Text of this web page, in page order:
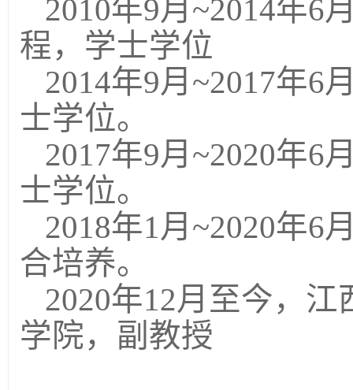
2010年9月~2014年6
程，学士学位
2014年9月~2017年6
士学位。
2017年9月~2020年6
士学位。
2018年1月~2020年6
合培养。
2020年12月至今，
学院，副教授